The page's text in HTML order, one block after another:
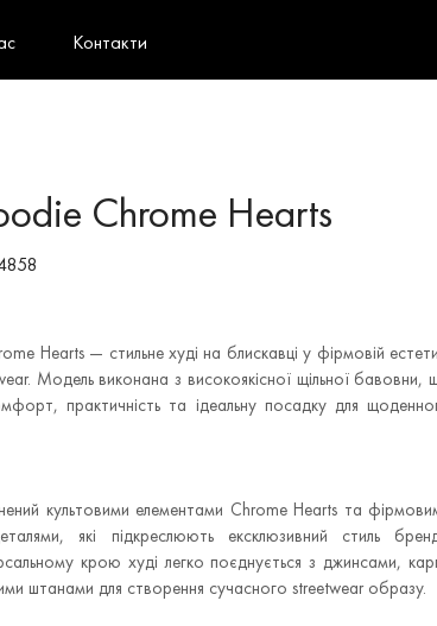
Контакти
Chrome Hearts
Hearts — стильне худі на блискавці у фірмовій
Модель виконана з високоякісної щільної бавовни,
практичність та ідеальну посадку для
культовими елементами Chrome Hearts та
які підкреслюють ексклюзивний стиль
крою худі легко поєднується з джинсами,
штанами для створення сучасного streetwear образу.